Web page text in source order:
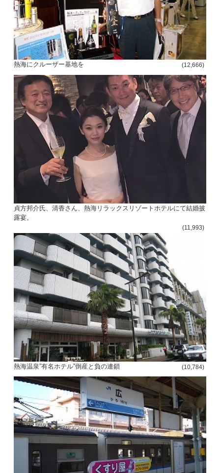
熱海にクルーザー基地を (12,666)
貞方邦介氏、清香さん、熱海リラックスリゾートホテルにて結婚披
露宴。
(11,993)
熱海温泉”有名ホテル”倒産と負の連鎖 (10,784)